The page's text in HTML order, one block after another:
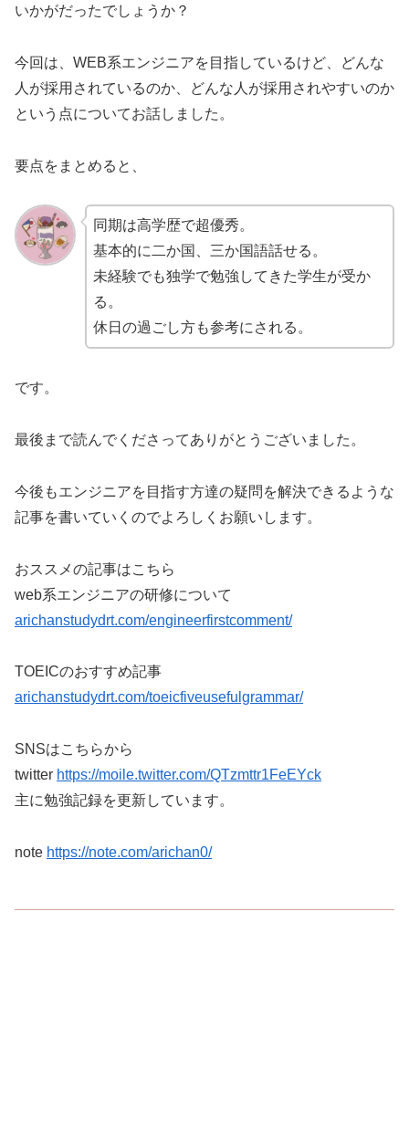
いかがだったでしょうか？
今回は、WEB系エンジニアを目指しているけど、どんな
人が採用されているのか、どんな人が採用されやすいのか
という点についてお話しました。
要点をまとめると、
同期は高学歴で超優秀。
基本的に二か国、三か国語話せる。
未経験でも独学で勉強してきた学生が受か
る。
休日の過ごし方も参考にされる。
です。
最後まで読んでくださってありがとうございました。
今後もエンジニアを目指す方達の疑問を解決できるような
記事を書いていくのでよろしくお願いします。
おススメの記事はこちら
web系エンジニアの研修について
arichanstudydrt.com/engineerfirstcomment/
TOEICのおすすめ記事
arichanstudydrt.com/toeicfiveusefulgrammar/
SNSはこちらから
twitter https://moile.twitter.com/QTzmttr1FeEYck
主に勉強記録を更新しています。
note https://note.com/arichan0/